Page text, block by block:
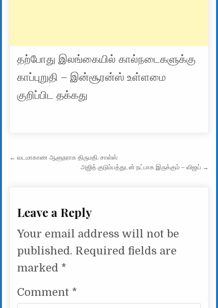
தற்போது இலங்கையில் கால்நடைகளுக்கு
காப்புறுதி – இன்சூரன்ஸ் உள்ளமை
குறிப்பிட தக்கது
Post navigation
← வடமாகாண ஆளுநராக திருமதி. சாள்ஸ்
அஜித் குடும்பத்துடன் நட்பாக இருக்கும் – விஜய் →
Leave a Reply
Your email address will not be
published. Required fields are
marked *
Comment *